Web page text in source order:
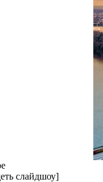
слайдшоу]